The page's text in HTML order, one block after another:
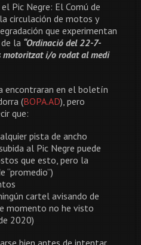
Pic Negre: El Comú de
circulación de motos y
que experimentan
la “Ordinació del 22-7-
motoritzat i/o rodat al medi
encontraran en el boletín
(BOPA.AD), pero
que:
pista de ancho
al Pic Negre puede
que esto, pero la
“promedio”)
cartel avisando de
momento no he visto
2020)